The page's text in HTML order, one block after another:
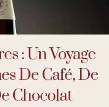
: Un Voyage
De Café, De
Chocolat